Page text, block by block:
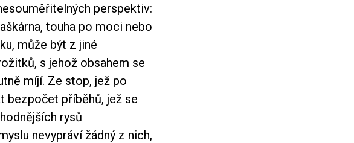
perspektiv:
touha po moci nebo
může být z jiné
s jehož obsahem se
míjí. Ze stop, jež po
bezpočet příběhů, jež se
rysů
nevypráví žádný z nich,